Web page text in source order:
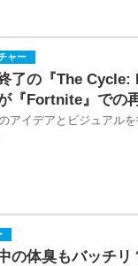
ャー
了の『The Cycle:
『Fortnite』での
アイデアとビジュアル
の体臭もバッチ